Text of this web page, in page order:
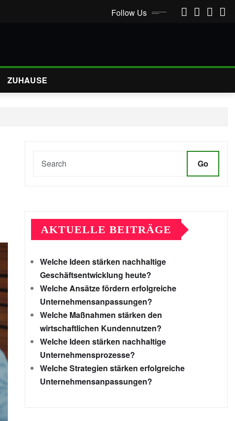
Follow Us
ZUHAUSE
Go
AKTUELLE BEITRÄGE
Welche Ideen stärken nachhaltige
Geschäftsentwicklung heute?
Welche Ansätze fördern erfolgreiche
Unternehmensanpassungen?
Welche Maßnahmen stärken den
wirtschaftlichen Kundennutzen?
Welche Ideen stärken nachhaltige
Unternehmensprozesse?
Welche Strategien stärken erfolgreiche
Unternehmensanpassungen?